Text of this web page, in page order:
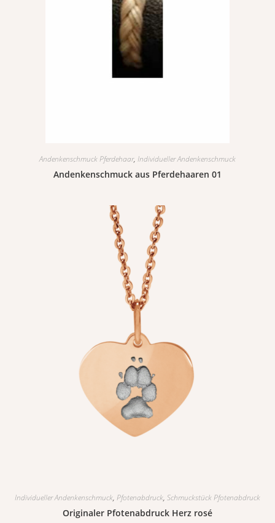
Andenkenschmuck Pferdehaar, Individueller Andenkenschmuck
Andenkenschmuck aus Pferdehaaren 01
Individueller Andenkenschmuck, Pfotenabdruck, Schmuckstück Pfotenabdruck
Originaler Pfotenabdruck Herz rosé